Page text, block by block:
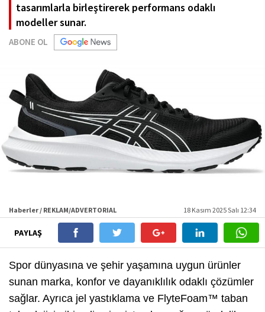
tasarımlarla birleştirerek performans odaklı
modeller sunar.
ABONE OL
Haberler / REKLAM/ADVERTORIAL 18 Kasım 2025 Salı 12:34
PAYLAŞ
Spor dünyasına ve şehir yaşamına uygun ürünler
sunan marka, konfor ve dayanıklılık odaklı çözümler
sağlar. Ayrıca jel yastıklama ve FlyteFoam™ taban